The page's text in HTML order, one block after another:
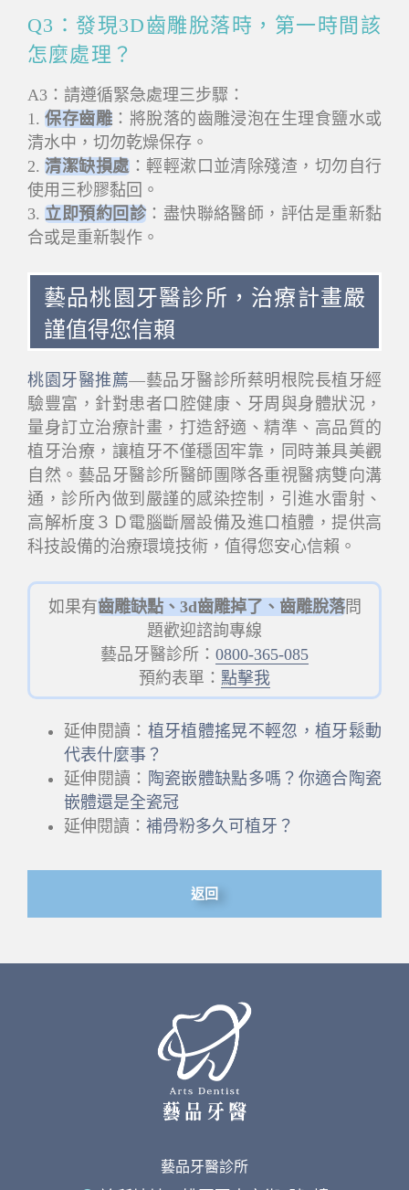
Q3：發現3D齒雕脫落時，第一時間該
怎麼處理？
A3：請遵循緊急處理三步驟：
1.保存齒雕 ：將脫落的齒雕浸泡在生理食鹽水或
清水中，切勿乾燥保存。
2.清潔缺損處：輕輕漱口並清除殘渣，切勿自行
使用三秒膠黏回。
3. 立即預約回診：盡快聯絡醫師，評估是重新黏
合或是重新製作。
藝品桃園牙醫診所，治療計畫嚴
謹值得您信賴
桃園牙醫推薦—藝品牙醫診所蔡明根院長植牙經
驗豐富，針對患者口腔健康、牙周與身體狀況，
量身訂立治療計畫，打造舒適、精準、高品質的
植牙治療，讓植牙不僅穩固牢靠，同時兼具美觀
自然。藝品牙醫診所醫師團隊各重視醫病雙向溝
通，診所內做到嚴謹的感染控制，引進水雷射、
高解析度３Ｄ電腦斷層設備及進口植體，提供高
科技設備的治療環境技術，值得您安心信賴。
如果有齒雕缺點、3d齒雕掉了、齒雕脫落問
題歡迎諮詢專線
藝品牙醫診所： 0800-365-085
預約表單： 點擊我
延伸閱讀： 植牙植體搖晃不輕忽，植牙鬆動
代表什麼事？
延伸閱讀： 陶瓷嵌體缺點多嗎？你適合陶瓷
嵌體還是全瓷冠
延伸閱讀： 補骨粉多久可植牙？
返回
藝品牙醫診所